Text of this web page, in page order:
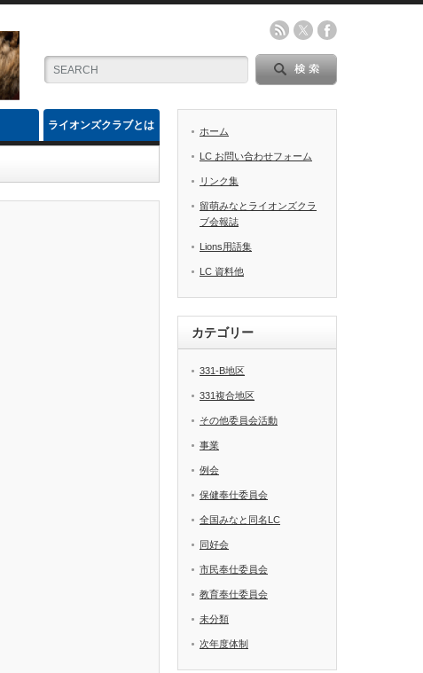
ライオンズクラブとは ホーム
LC お問い合わせフォーム
リンク集
留萌みなとライオンズクラ
ブ会報誌
Lions用語集
LC 資料他
カテゴリー
331-B地区
331複合地区
その他委員会活動
事業
例会
保健奉仕委員会
全国みなと同名LC
同好会
市民奉仕委員会
教育奉仕委員会
未分類
次年度体制